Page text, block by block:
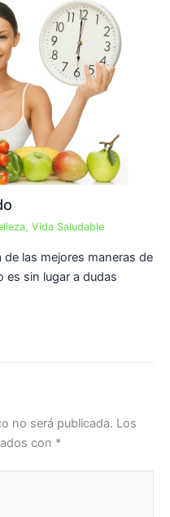
, Vida Saludable
las mejores maneras de
es sin lugar a dudas
no será publicada. Los
con *